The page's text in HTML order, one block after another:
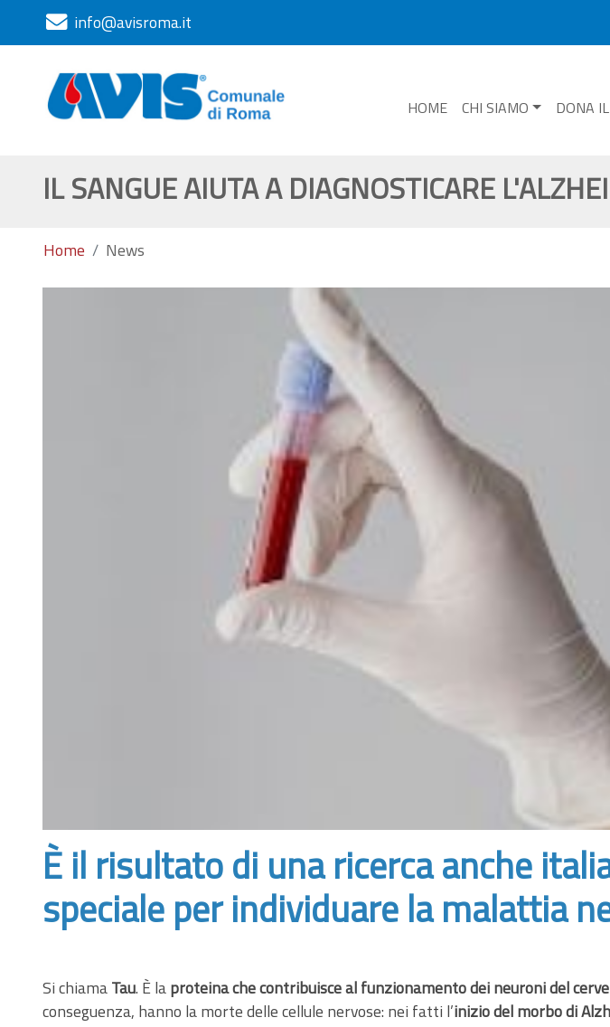
info@avisroma.it
HOME CHI SIAMO DONA
IL SANGUE AIUTA A DIAGNOSTICARE
Home News
È il risultato di una ricerca anche
speciale per individuare la malattia
Si chiamaTau. È laproteina che contribuisce al funzionamento dei neuroni del
conseguenza, hanno la morte delle cellule nervose: nei fatti l’inizio del morbo di